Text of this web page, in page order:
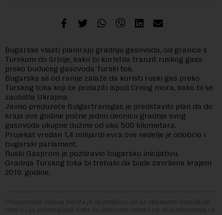
Bugarske vlasti planiraju gradnju gasovoda, od granice s
Turskom do Srbije, kako bi koristila tranzit ruskog gasa
preko budućeg gasovoda Turski tok.
Bugarska se od ranije zalaže da koristi ruski gas preko
Turskog toka koji će prolaziti ispod Crnog mora, kako bi se
zaobišla Ukrajina.
Javno preduzeće Bulgartransgas je predstavilo plan da do
kraja ove godine počne jednu deonicu gradnje svog
gasovoda ukupne dužine od oko 500 kilometara.
Projekat vredan 1,4 milijardi evra ove nedelje je odobrio i
bugarski parlament.
Ruski Gasprom je pozdravio bugarsku inicijativu.
Gradnja Turskog toka bi trebalo da bude završena krajem
2019. godine.
Preuzimanje delova teksta je dozvoljeno, ali uz obavezno navođenje
izvora i uz postavljanje linka ka izvornom tekstu na novaekonomija.rs